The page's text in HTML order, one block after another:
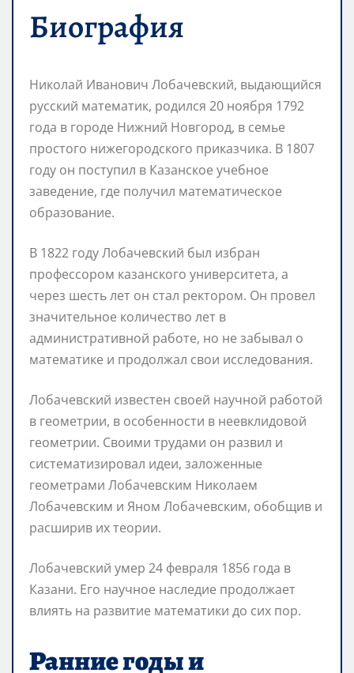
Биография
Николай Иванович Лобачевский, выдающийся
русский математик, родился 20 ноября 1792
года в городе Нижний Новгород, в семье
простого нижегородского приказчика. В 1807
году он поступил в Казанское учебное
заведение, где получил математическое
образование.
В 1822 году Лобачевский был избран
профессором казанского университета, а
через шесть лет он стал ректором. Он провел
значительное количество лет в
административной работе, но не забывал о
математике и продолжал свои исследования.
Лобачевский известен своей научной работой
в геометрии, в особенности в неевклидовой
геометрии. Своими трудами он развил и
систематизировал идеи, заложенные
геометрами Лобачевским Николаем
Лобачевским и Яном Лобачевским, обобщив и
расширив их теории.
Лобачевский умер 24 февраля 1856 года в
Казани. Его научное наследие продолжает
влиять на развитие математики до сих пор.
Ранние годы и